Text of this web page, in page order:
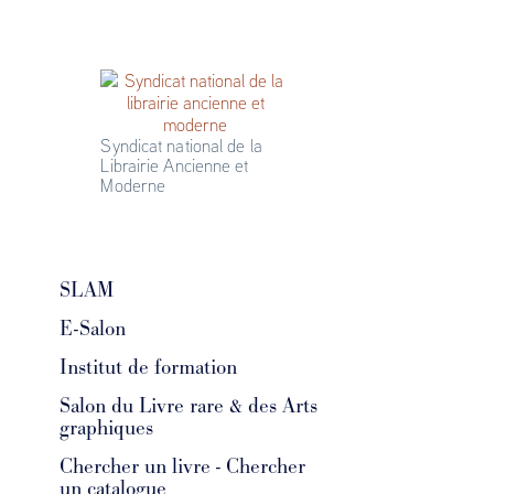
Syndicat national de la
Librairie Ancienne et
Moderne
SLAM
E-Salon
Institut de formation
Salon du Livre rare & des Arts
graphiques
Chercher un livre - Chercher
un catalogue